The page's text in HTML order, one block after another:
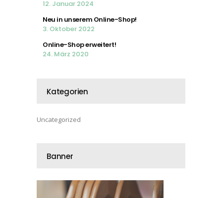
12. Januar 2024
Neu in unserem Online-Shop!
3. Oktober 2022
Online-Shop erweitert!
24. März 2020
Kategorien
Uncategorized
Banner